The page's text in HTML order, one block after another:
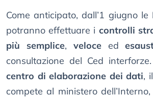
Come anticipato, dall’1 giugno le
potranno effettuare i controlli
più semplice, veloceed
consultazione del Ced
centro di elaborazione dei dati,
compete al ministero